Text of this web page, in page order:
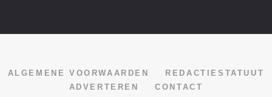
ALGEMENE VOORWAARDEN
REDACTIESTATUUT
ADVERTEREN
CONTACT